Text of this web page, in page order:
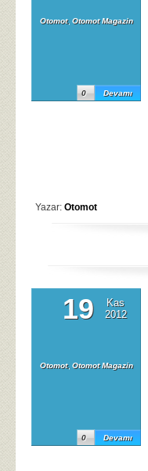
Otomot, Otomot Magazin
Devamı
0
Yazar: Otomot
19
Kas
2012
Otomot, Otomot Magazin
Devamı
0